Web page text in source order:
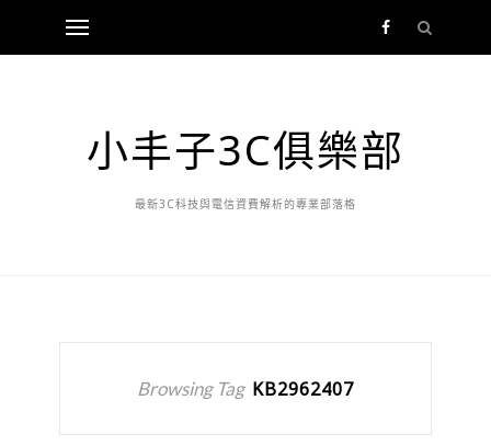
小丰子3C俱樂部
最新3C科技與電信資費解析的專業部落格
Browsing Tag KB2962407